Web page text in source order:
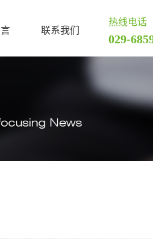
联系我们
热线电话
029-